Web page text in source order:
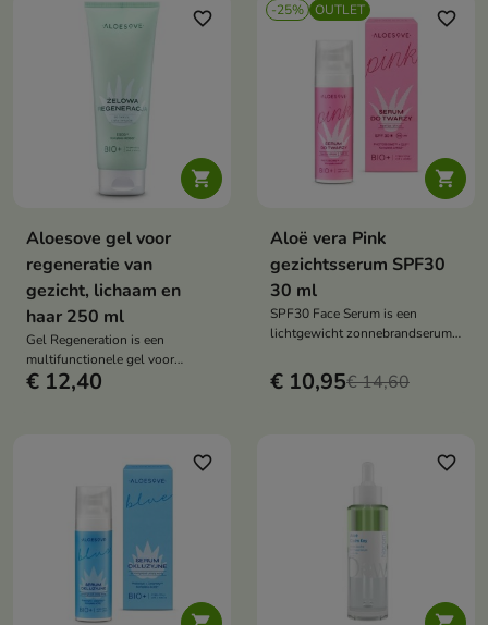

favorite_border
Aloesove gel voor
regeneratie van
gezicht, lichaam en
haar 250 ml
Gel Regeneration is een
multifunctionele gel voor
gezichts-, lichaams- en
beschermen tegen uitdroging.
€ 12,40
-25% OUTLET

favorite_border
Aloë vera Pink
gezichtsserum SPF30
30 ml
SPF30 Face Serum is een
lichtgewicht zonnebrandserum
tegen UVA- en UVB-straling.
Het hydrateert intensief,
€ 10,95€ 14,60
favorite_border favorite_border